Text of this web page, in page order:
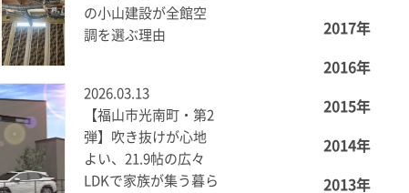
の小山建設が全館空
調を選ぶ理由
2026.03.13
【福山市光南町・第2
弾】吹き抜けが心地
よい、21.9帖の広々
LDKで家族が集う暮ら
2017年
2016年
2015年
2014年
2013年